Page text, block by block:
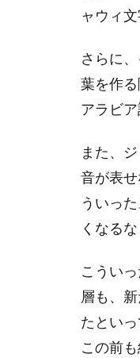
ャウィ
さらに
葉を作
アラビ
また、
音が表
ういっ
くなる
こうい
層も、
たといっ
この前